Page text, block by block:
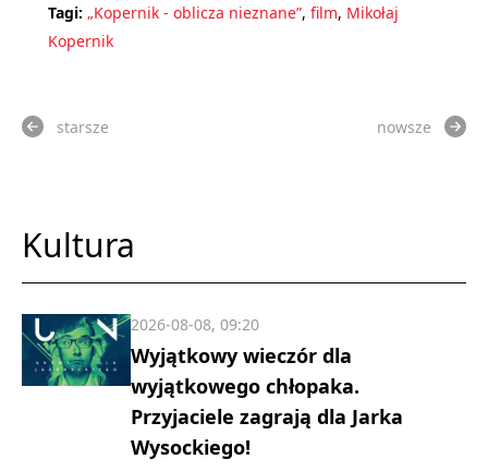
Tagi: „Kopernik - oblicza nieznane”, film, Mikołaj
Kopernik
starsze nowsze
Kultura
Wyjątkowy wieczór dla
wyjątkowego chłopaka.
Przyjaciele zagrają dla Jarka
Wysockiego!
2026-08-08, 09:20